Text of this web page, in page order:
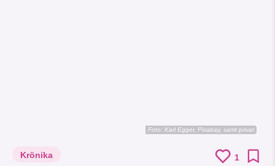
Foto: Karl Egger, Pixabay, samt privat
Krönika 1